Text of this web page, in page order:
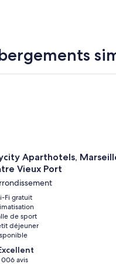
Aparthotels,
Vieux Port
Fi gratuit
de sport
déjeuner
006 avis
Aparthotels, Marseille,